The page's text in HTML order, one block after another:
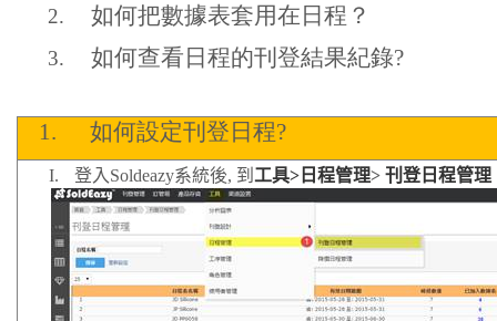
2. 如何把數據表套用在日程？
3. 如何查看日程的刊登結果紀錄?
1. 如何設定刊登日程?
I. 登入 Soldeazy系統後, 到 工具> 日程管理>刊登日程管理